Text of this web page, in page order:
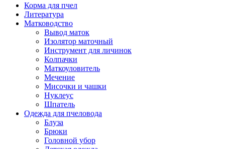
Корма для пчел
Литература
Матководство
Вывод маток
Изолятор маточный
Инструмент для личинок
Колпачки
Маткоуловитель
Мечение
Мисочки и чашки
Нуклеус
Шпатель
Одежда для пчеловода
Блуза
Брюки
Головной убор